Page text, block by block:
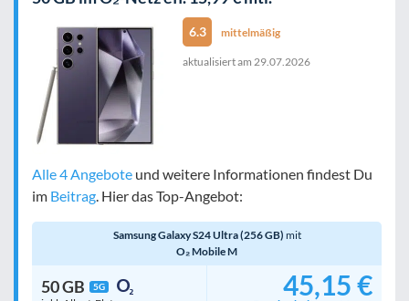
6.3 mittelmäßig
aktualisiert am 29.07.2026
Alle 4 Angebote und weitere Informationen findest Du
im Beitrag . Hier das Top-Angebot:
Samsung Galaxy S24 Ultra (256 GB) mit
O₂ Mobile M
50 GB 5G 45,15 €